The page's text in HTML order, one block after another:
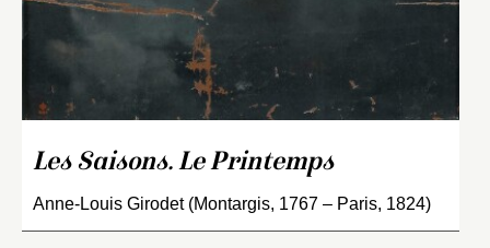
Les Saisons. Le Printemps
Anne-Louis Girodet (Montargis, 1767 – Paris, 1824)